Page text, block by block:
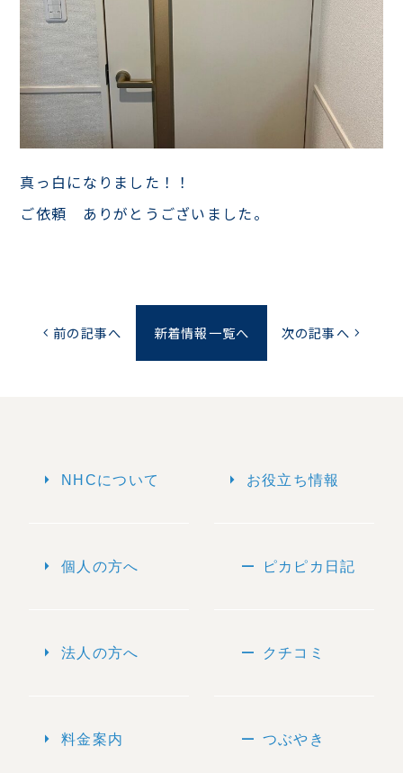
真っ白になりました！！
ご依頼 ありがとうございました。
chevron_left 前の記事へ 新着情報一覧へ 次の記事へ chevron_right
arrow_right NHCについて
arrow_right 個人の方へ
arrow_right 法人の方へ
arrow_right 料金案内
arrow_right お役立ち情報
remove ピカピカ日記
remove クチコミ
remove つぶやき